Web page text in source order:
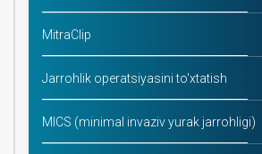
MitraClip
Jarrohlik operatsiyasini to'xtatish
MICS (minimal invaziv yurak jarrohligi)